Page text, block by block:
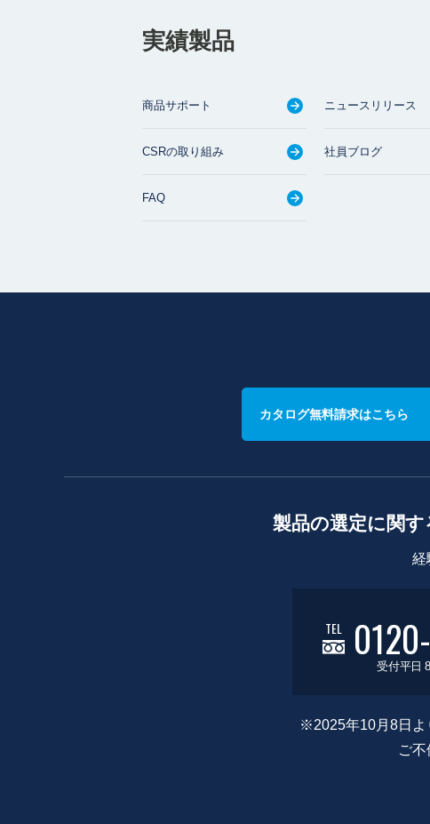
実績製品
商品サポート ニュースリリース
CSRの取り組み 社員ブログ
FAQ
カタログ無料請求はこちら
製品の選定に関
経
TEL
受付平日
※2025年10月8日よ
ご